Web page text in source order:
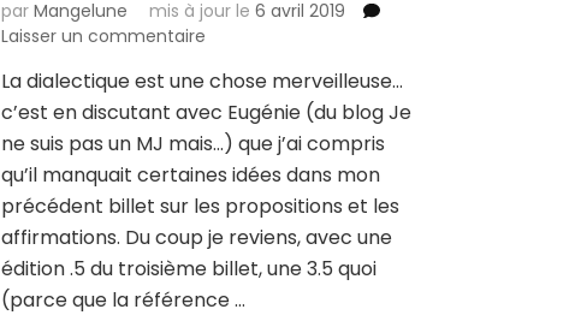
par Mangelune mis à jour le 6 avril 2019
Laisser un commentairesur
une
grammaire
du
jeu
de
rôle
3.5
:
La dialectique est une chose merveilleuse…
c’est en discutant avec Eugénie (du blog Je
ne suis pas un MJ mais…) que j’ai compris
qu’il manquait certaines idées dans mon
précédent billet sur les propositions et les
affirmations. Du coup je reviens, avec une
édition .5 du troisième billet, une 3.5 quoi
(parce que la référence …